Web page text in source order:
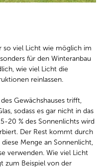
so viel Licht wie möglich im
für den Winteranbau
wie viel Licht die
reinlassen.
Gewächshauses trifft,
sodass es gar nicht in das
20 % des Sonnenlichts wird
Der Rest kommt durch
diese Menge an Sonnenlicht,
verwenden. Wie viel Licht
zum Beispiel von der